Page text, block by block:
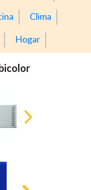
Clima
Hogar